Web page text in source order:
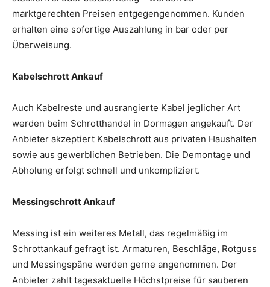
marktgerechten Preisen entgegengenommen. Kunden
erhalten eine sofortige Auszahlung in bar oder per
Überweisung.
Kabelschrott Ankauf
Auch Kabelreste und ausrangierte Kabel jeglicher Art
werden beim Schrotthandel in Dormagen angekauft. Der
Anbieter akzeptiert Kabelschrott aus privaten Haushalten
sowie aus gewerblichen Betrieben. Die Demontage und
Abholung erfolgt schnell und unkompliziert.
Messingschrott Ankauf
Messing ist ein weiteres Metall, das regelmäßig im
Schrottankauf gefragt ist. Armaturen, Beschläge, Rotguss
und Messingspäne werden gerne angenommen. Der
Anbieter zahlt tagesaktuelle Höchstpreise für sauberen